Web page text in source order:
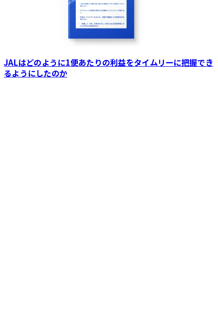
JALはどのように1便あたりの利益をタイムリーに把握でき
るようにしたのか